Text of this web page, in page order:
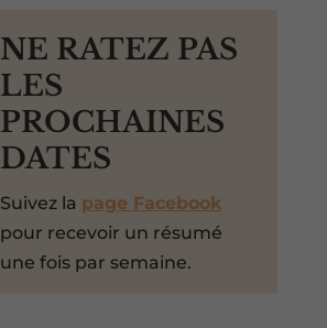
NE RATEZ PAS
LES
PROCHAINES
DATES
Suivez la page Facebook
pour recevoir un résumé
une fois par semaine.